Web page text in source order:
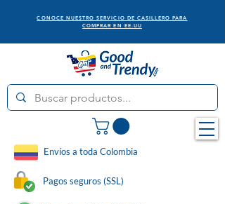
CONOCE NUESTRO SERVICIO DE CASILLERO PARA
COMPRAR EN EE.UU
Envíos a toda Colombia
Pagos seguros (SSL)